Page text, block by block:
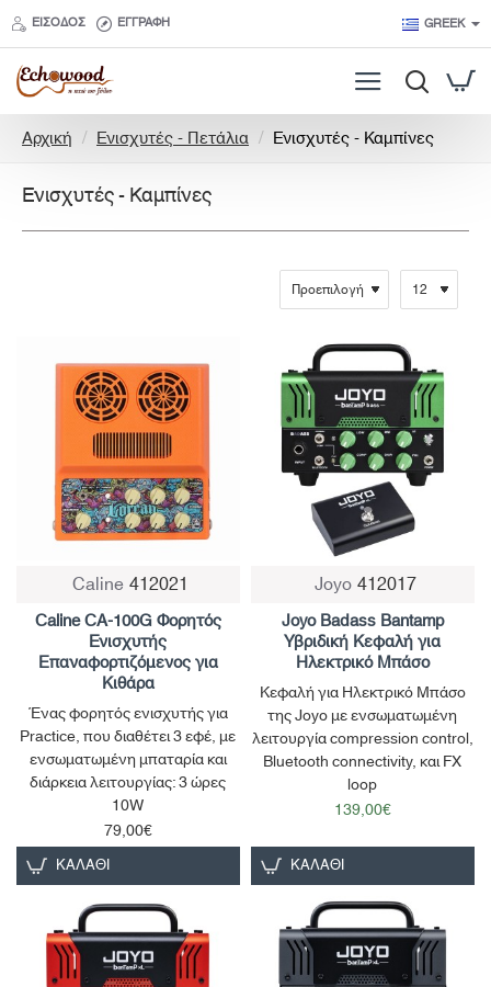
ΕΊΣΟΔΟΣ ΕΓΓΡΑΦΉ GREEK
Αρχική
m
e
Ενισχυτές - Πετάλια Ενισχυτές - Καμπίνες
Ενισχυτές - Καμπίνες
Caline412021
Caline CA-100G Φορητός
Ενισχυτής
Επαναφορτιζόμενος για
Κιθάρα
Ένας φορητός ενισχυτής για
Practice, που διαθέτει 3 εφέ, με
ενσωματωμένη μπαταρία και
διάρκεια λειτουργίας: 3 ώρες
10W
79,00€
ΚΑΛΆΘΙ
Joyo412017
Joyo Badass Bantamp
Υβριδική Κεφαλή για
Ηλεκτρικό Μπάσο
Κεφαλή για Ηλεκτρικό Μπάσο
της Joyo με ενσωματωμένη
λειτουργία compression control,
Bluetooth connectivity, και FX
loop
139,00€
ΚΑΛΆΘΙ